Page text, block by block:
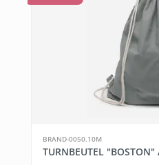
BRAND-0050.10M
TURNBEUTEL "BOSTON"